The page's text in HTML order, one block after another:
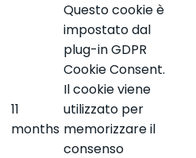
11
months
Questo cookie è
impostato dal
plug-in GDPR
Cookie Consent.
Il cookie viene
utilizzato per
memorizzare il
consenso